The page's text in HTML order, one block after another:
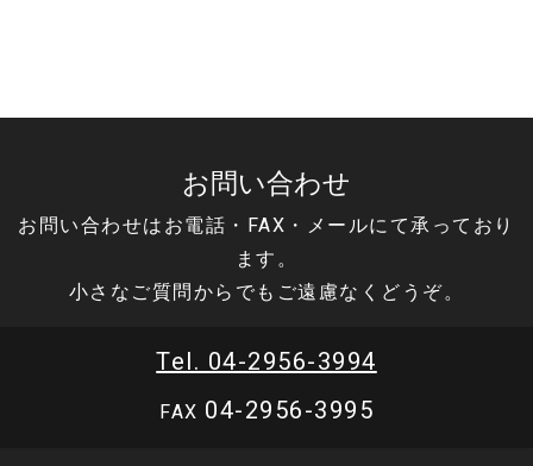
お問い合わせ
お問い合わせはお電話・FAX・メールにて承っており
ます。
小さなご質問からでもご遠慮なくどうぞ。
Tel. 04-2956-3994
FAX 04-2956-3995